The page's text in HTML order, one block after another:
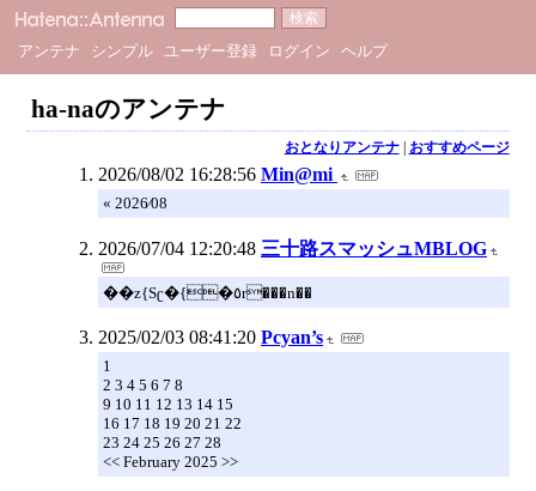
アンテナ シンプル ユーザー登録 ログイン ヘルプ
ha-naのアンテナ
おとなりアンテナ| おすすめページ
2026/08/02 16:28:56 Min@mi
« 2026⁄08
2026/07/04 12:20:48 三十路スマッシュMBLOG
��z{Sʗ�{�٥r���n��
2025/02/03 08:41:20 Pcyan’s
1
2 3 4 5 6 7 8
9 10 11 12 13 14 15
16 17 18 19 20 21 22
23 24 25 26 27 28
<< February 2025 >>